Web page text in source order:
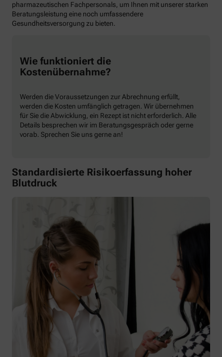
pharmazeutischen Fachpersonals, um Ihnen mit unserer starken
Beratungsleistung eine noch umfassendere
Gesundheitsversorgung zu bieten.
Wie funktioniert die
Kostenübernahme?
Werden die Voraussetzungen zur Abrechnung erfüllt,
werden die Kosten umfänglich getragen. Wir übernehmen
für Sie die Abwicklung, ein Rezept ist nicht erforderlich. Alle
Details besprechen wir im Beratungsgespräch oder gerne
vorab. Sprechen Sie uns gerne an!
Standardisierte Risikoerfassung hoher
Blutdruck